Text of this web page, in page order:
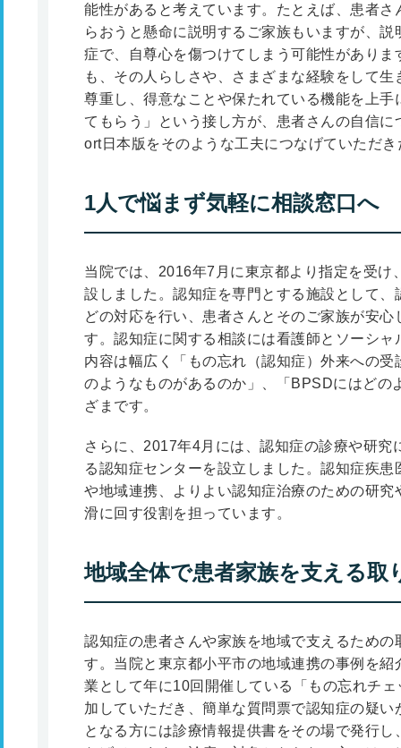
能性があると考えています。たとえば、患者
らおうと懸命に説明するご家族もいますが、
症で、自尊心を傷つけてしまう可能性があり
も、その人らしさや、さまざまな経験をして
尊重し、得意なことや保たれている機能を上
てもらう」という接し方が、患者さんの自信
ort日本版をそのような工夫につなげていただ
1人で悩まず気軽に相談窓口へ
当院では、2016年7月に東京都より指定を受け
設しました。認知症を専門とする施設として
どの対応を行い、患者さんとそのご家族が安
す。認知症に関する相談には看護師とソーシ
内容は幅広く「もの忘れ（認知症）外来への
のようなものがあるのか」、「BPSDにはどの
ざまです。
さらに、2017年4月には、認知症の診療や研究
る認知症センターを設立しました。認知症疾
や地域連携、よりよい認知症治療のための研
滑に回す役割を担っています。
地域全体で患者家族を支える取
認知症の患者さんや家族を地域で支えるため
す。当院と東京都小平市の地域連携の事例を
業として年に10回開催している「もの忘れチ
加していただき、簡単な質問票で認知症の疑
となる方には診療情報提供書をその場で発行